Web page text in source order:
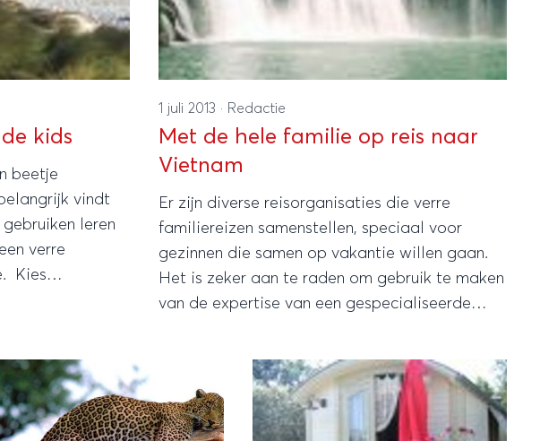
kids
beetje
vindt
leren
verre
Kies
1 juli 2013 · Redactie
Met de hele familie op reis naar
Vietnam
Er zijn diverse reisorganisaties die verre
familiereizen samenstellen, speciaal voor
gezinnen die samen op vakantie willen gaan.
Het is zeker aan te raden om gebruik te maken
van de expertise van een gespecialiseerde